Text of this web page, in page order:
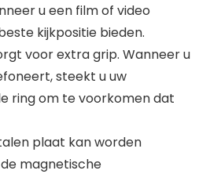
u een film of video
kijkpositie bieden.
voor extra grip. Wanneer u
steekt u uw
ring om te voorkomen dat
plaat kan worden
magnetische